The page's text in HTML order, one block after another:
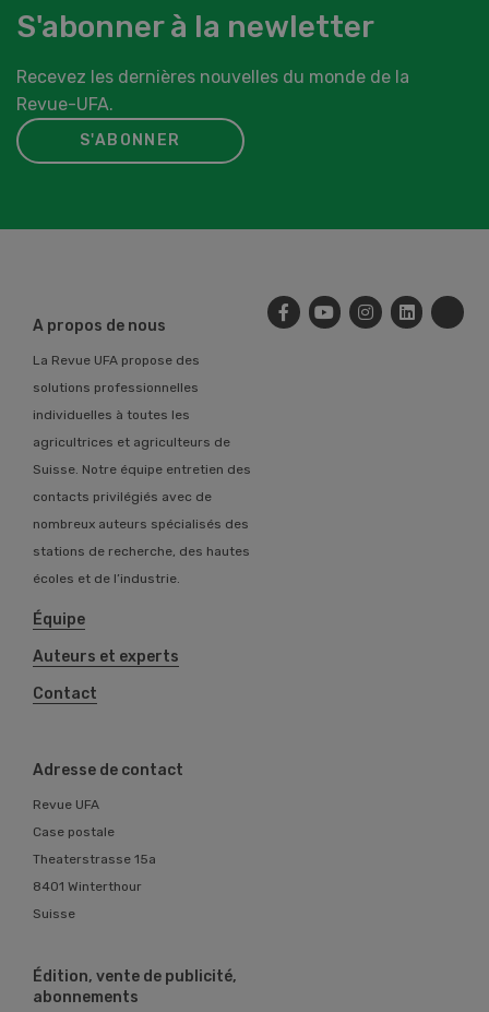
S'abonner à la newletter
Recevez les dernières nouvelles du monde de la
Revue-UFA.
S'ABONNER
A propos de nous
La Revue UFA propose des
solutions professionnelles
individuelles à toutes les
agricultrices et agriculteurs de
Suisse. Notre équipe entretien des
contacts privilégiés avec de
nombreux auteurs spécialisés des
stations de recherche, des hautes
écoles et de l’industrie.
Équipe
Auteurs et experts
Contact
Adresse de contact
Revue UFA
Case postale
Theaterstrasse 15a
8401 Winterthour
Suisse
Édition, vente de publicité,
abonnements